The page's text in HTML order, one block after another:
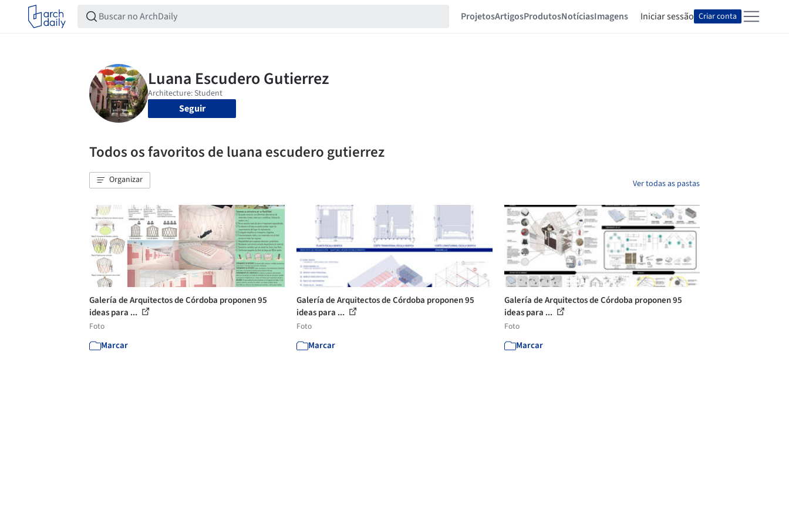
ProjetosArtigosProdutosNotíciasImagens Iniciar sessão Criar conta
Seguir
Todos os favoritos de luana escudero gutierrez
Organizar Ver todas as pastas
Galería de Arquitectos de Córdoba proponen 95
ideas para ...
Foto
Marcar
Galería de Arquitectos de Córdoba proponen 95
ideas para ...
Foto
Marcar
Galería de Arquitectos de Córdoba proponen 95
ideas para ...
Foto
Marcar